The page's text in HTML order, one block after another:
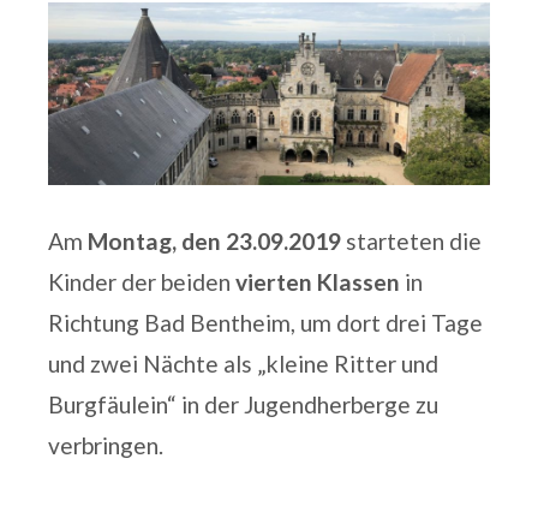
Am Montag, den 23.09.2019 starteten die
Kinder der beiden vierten Klassen in
Richtung Bad Bentheim, um dort drei Tage
und zwei Nächte als „kleine Ritter und
Burgfäulein“ in der Jugendherberge zu
verbringen.